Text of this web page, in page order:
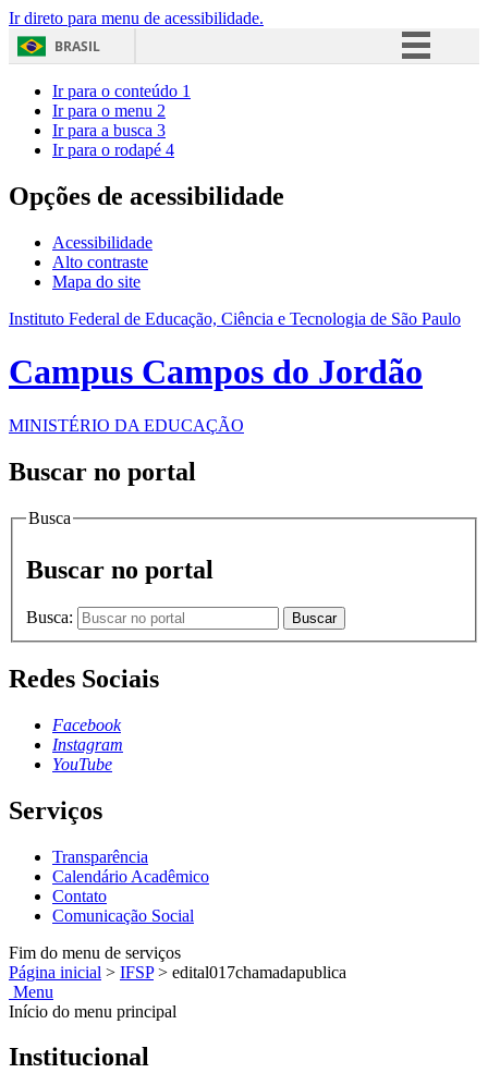
Ir direto para menu de acessibilidade.
BRASIL
Acesso à informação
Ir para o conteúdo 1
Ir para o menu 2
Ir para a busca 3
Ir para o rodapé 4
Opções de acessibilidade
Acessibilidade
Alto contraste
Mapa do site
Instituto Federal de Educação, Ciência e Tecnologia de São Paulo
Campus Campos do Jordão
MINISTÉRIO DA EDUCAÇÃO
Buscar no portal
Busca
Buscar no portal
Busca: Buscar
Redes Sociais
Facebook
Instagram
YouTube
Serviços
Transparência
Calendário Acadêmico
Contato
Comunicação Social
Fim do menu de serviços
Página inicial > IFSP > edital017chamadapublica
Menu
Início do menu principal
Institucional